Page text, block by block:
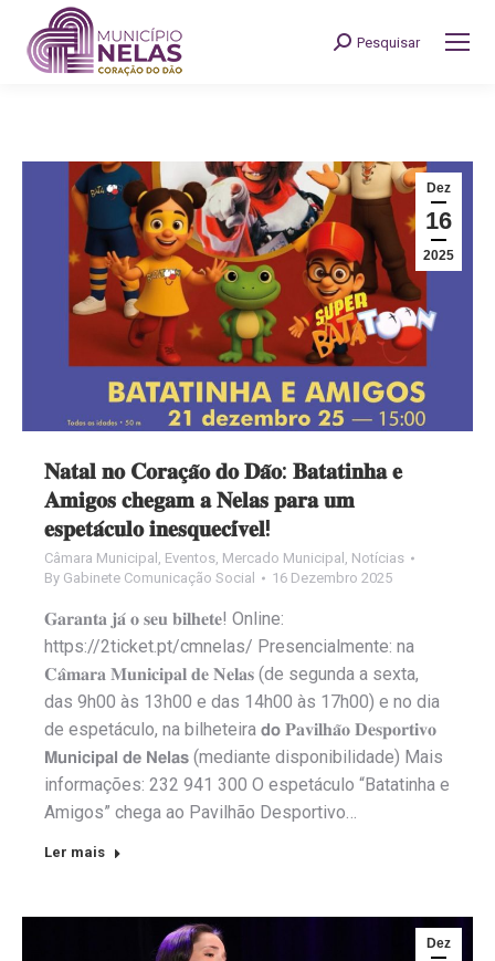
Search:
Pesquisar
Dez
16
2025
𝐍𝐚𝐭𝐚𝐥 𝐧𝐨 𝐂𝐨𝐫𝐚𝐜̧𝐚̃𝐨 𝐝𝐨 𝐃𝐚̃𝐨: 𝐁𝐚𝐭𝐚𝐭𝐢𝐧𝐡𝐚 𝐞
𝐀𝐦𝐢𝐠𝐨𝐬 𝐜𝐡𝐞𝐠𝐚𝐦 𝐚 𝐍𝐞𝐥𝐚𝐬 𝐩𝐚𝐫𝐚 𝐮𝐦
𝐞𝐬𝐩𝐞𝐭𝐚́𝐜𝐮𝐥𝐨 𝐢𝐧𝐞𝐬𝐪𝐮𝐞𝐜𝐢́𝐯𝐞𝐥!
Câmara Municipal , Eventos, Mercado Municipal , Notícias
By Gabinete Comunicação Social 16 Dezembro 2025
𝐆𝐚𝐫𝐚𝐧𝐭𝐚 𝐣𝐚́ 𝐨 𝐬𝐞𝐮 𝐛𝐢𝐥𝐡𝐞𝐭𝐞! Online:
https://2ticket.pt/cmnelas/ Presencialmente: na
𝐂𝐚̂𝐦𝐚𝐫𝐚 𝐌𝐮𝐧𝐢𝐜𝐢𝐩𝐚𝐥 𝐝𝐞 𝐍𝐞𝐥𝐚𝐬 (de segunda a sexta,
das 9h00 às 13h00 e das 14h00 às 17h00) e no dia
de espetáculo, na bilheteira 𝗱𝗼 𝐏𝐚𝐯𝐢𝐥𝐡𝐚̃𝐨 𝐃𝐞𝐬𝐩𝐨𝐫𝐭𝐢𝐯𝐨
𝗠𝘂𝗻𝗶𝗰𝗶𝗽𝗮𝗹 𝗱𝗲 𝗡𝗲𝗹𝗮𝘀 (mediante disponibilidade) Mais
informações: 232 941 300 O espetáculo “Batatinha e
Amigos” chega ao Pavilhão Desportivo…
Ler mais
Dez